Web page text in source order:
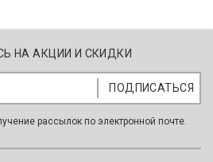
НА АКЦИИ И СКИДКИ
рассылок по электронной почте.